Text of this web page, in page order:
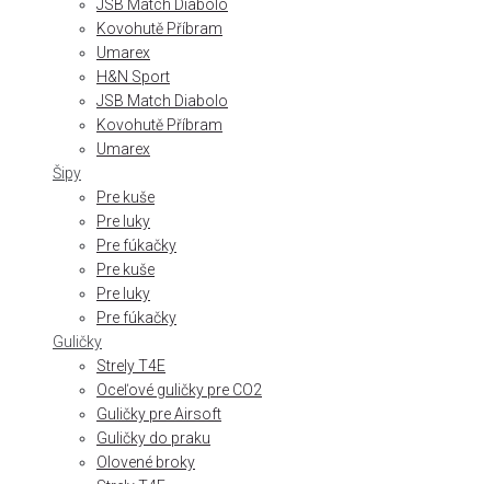
JSB Match Diabolo
Kovohutě Příbram
Umarex
H&N Sport
JSB Match Diabolo
Kovohutě Příbram
Umarex
Šipy
Pre kuše
Pre luky
Pre fúkačky
Pre kuše
Pre luky
Pre fúkačky
Guličky
Strely T4E
Oceľové guličky pre CO2
Guličky pre Airsoft
Guličky do praku
Olovené broky